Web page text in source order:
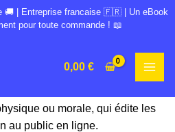
🚚 | Entreprise francaise 🇫🇷 | Un eBook
pour toute commande ! 📖
0,00€
ou morale, qui édite les
au public en ligne.